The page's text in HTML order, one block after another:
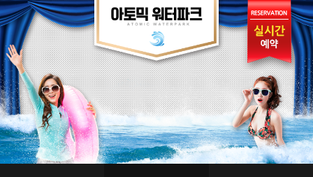
갤러리
LPP소개
객실안내
편의시설
스페셜
예약